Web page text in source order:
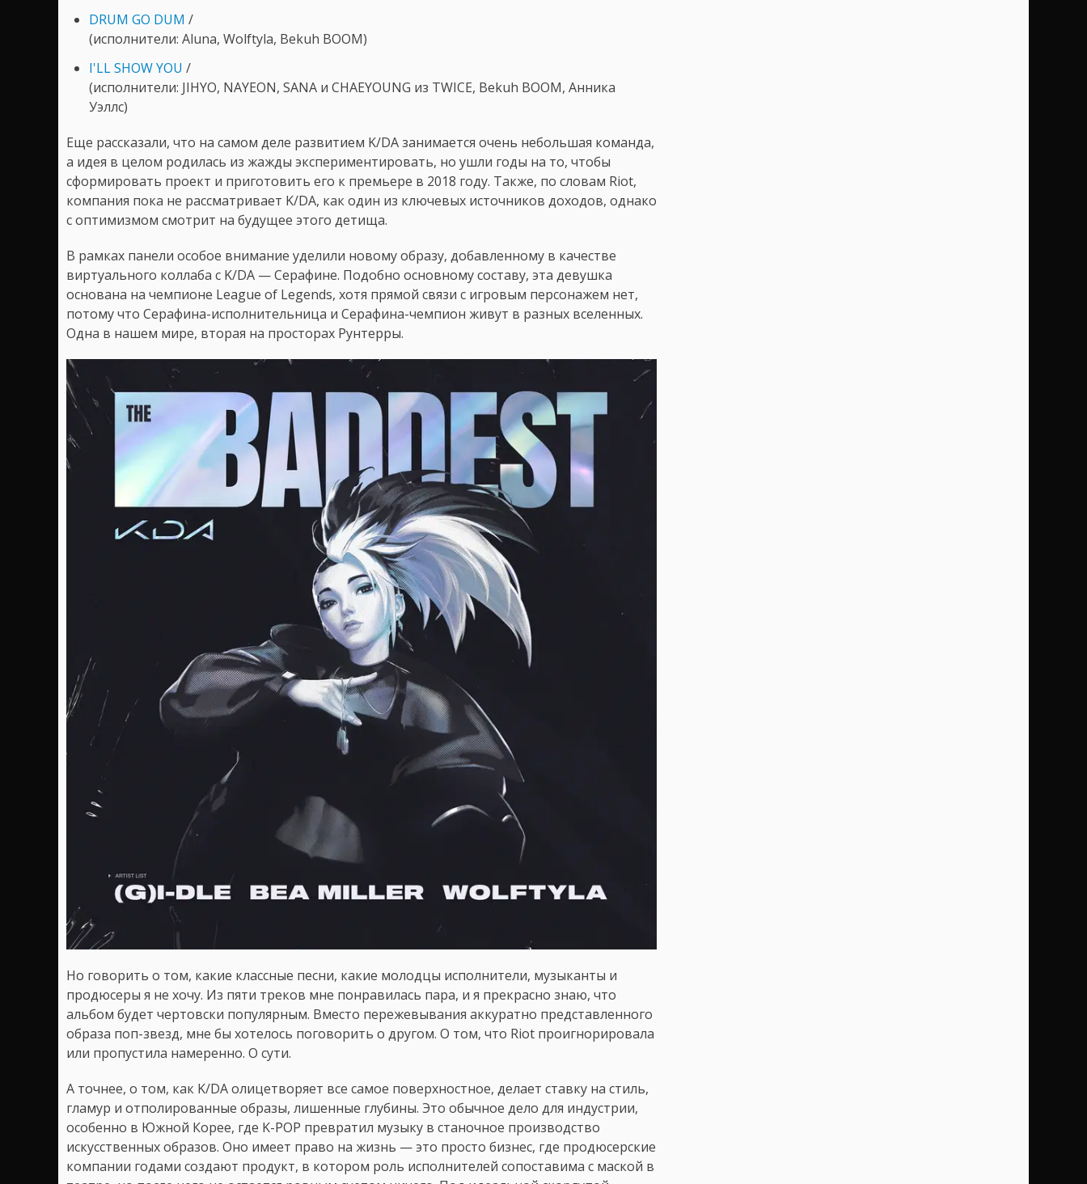
DRUM GO DUM /
(исполнители: Aluna, Wolftyla, Bekuh BOOM)
I'LL SHOW YOU /
(исполнители: JIHYO, NAYEON, SANA и CHAEYOUNG из TWICE, Bekuh BOOM, Анника
Уэллс)
Еще рассказали, что на самом деле развитием K/DA занимается очень небольшая команда,
а идея в целом родилась из жажды экспериментировать, но ушли годы на то, чтобы
сформировать проект и приготовить его к премьере в 2018 году. Также, по словам Riot,
компания пока не рассматривает K/DA, как один из ключевых источников доходов, однако
с оптимизмом смотрит на будущее этого детища.
В рамках панели особое внимание уделили новому образу, добавленному в качестве
виртуального коллаба с K/DA — Серафине. Подобно основному составу, эта девушка
основана на чемпионе League of Legends, хотя прямой связи с игровым персонажем нет,
потому что Серафина-исполнительница и Серафина-чемпион живут в разных вселенных.
Одна в нашем мире, вторая на просторах Рунтерры.
Но говорить о том, какие классные песни, какие молодцы исполнители, музыканты и
продюсеры я не хочу. Из пяти треков мне понравилась пара, и я прекрасно знаю, что
альбом будет чертовски популярным. Вместо пережевывания аккуратно представленного
образа поп-звезд, мне бы хотелось поговорить о другом. О том, что Riot проигнорировала
или пропустила намеренно. О сути.
А точнее, о том, как K/DA олицетворяет все самое поверхностное, делает ставку на стиль,
гламур и отполированные образы, лишенные глубины. Это обычное дело для индустрии,
особенно в Южной Корее, где K-POP превратил музыку в станочное производство
искусственных образов. Оно имеет право на жизнь — это просто бизнес, где продюсерские
компании годами создают продукт, в котором роль исполнителей сопоставима с маской в